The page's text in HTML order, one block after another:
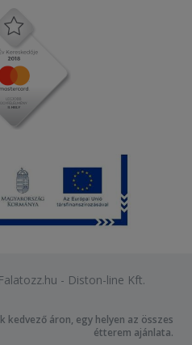
- Diston-line Kft.
kedvező áron, egy helyen az összes
étterem ajánlata.